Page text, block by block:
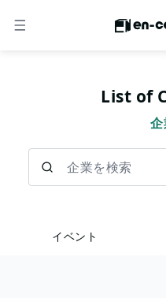
メニュー
List of
イベント